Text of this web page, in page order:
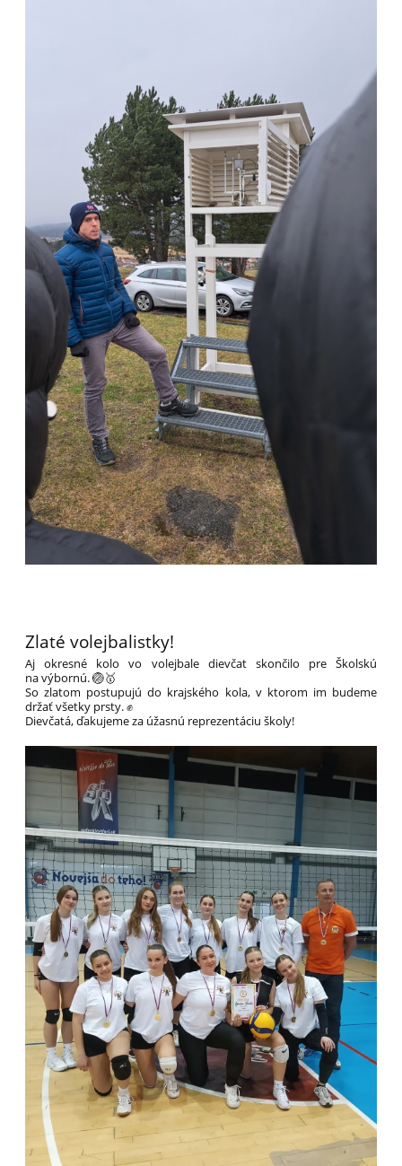
Zlaté volejbalistky!
Aj okresné kolo vo volejbale dievčat skončilo pre Školskú
na výbornú. 🏐🥇
So zlatom postupujú do krajského kola, v ktorom im budeme
držať všetky prsty. ✊
Dievčatá, ďakujeme za úžasnú reprezentáciu školy!